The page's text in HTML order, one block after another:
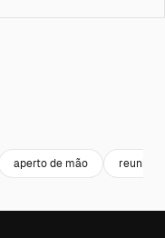
aperto de mão reunião